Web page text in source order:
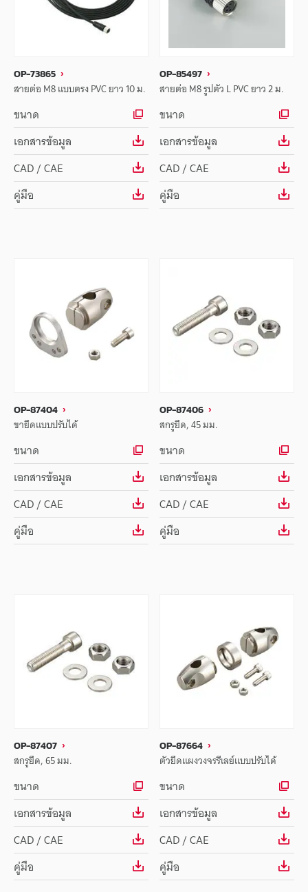
OP-73865
สายต่อ M8 แบบตรง PVC ยาว 10 ม.
ขนาด
เอกสารข้อมูล
CAD / CAE
คู่มือ
OP-85497
สายต่อ M8 รูปตัว L PVC ยาว 2 ม.
ขนาด
เอกสารข้อมูล
CAD / CAE
คู่มือ
OP-87404
ขายึดแบบปรับได้
ขนาด
เอกสารข้อมูล
CAD / CAE
คู่มือ
OP-87406
สกรูยึด, 45 มม.
ขนาด
เอกสารข้อมูล
CAD / CAE
คู่มือ
OP-87407
สกรูยึด, 65 มม.
ขนาด
เอกสารข้อมูล
CAD / CAE
คู่มือ
OP-87664
ตัวยึดแผงวงจรรีเลย์แบบปรับได้
ขนาด
เอกสารข้อมูล
CAD / CAE
คู่มือ